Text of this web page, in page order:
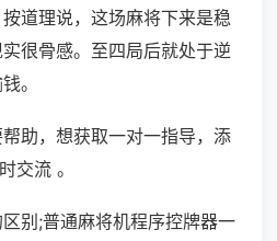
道理说，这场麻将下来是稳
很骨感。至四局后就处于逆
。
助，想获取一对一指导，添
交流 。
别;普通麻将机程序控牌器一